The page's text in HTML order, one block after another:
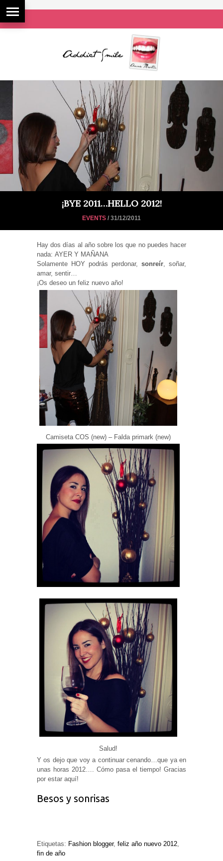
¡BYE 2011…HELLO 2012!
EVENTS / 31/12/2011
Hay dos días al año sobre los que no puedes hacer
nada: AYER Y MAÑANA
Solamente HOY podrás perdonar, sonreír, soñar,
amar, sentir…
¡Os deseo un feliz nuevo año!
Camiseta COS (new) – Falda primark (new)
Salud!
Y os dejo que voy a continuar cenando…que ya en
unas horas 2012…. Cómo pasa el tiempo! Gracias
por estar aquí!
Besos y sonrisas
Etiquetas: Fashion blogger, feliz año nuevo 2012,
fin de año
Necesarias
Estadísticas
opcionales.
necesarias
podamos
mejorar la
funcionalidad
y estructura
de la web, en
base a cómo
Experiencia
mejor posible
rechaza estas
funcionalidades
desaparecerán
Marketing
Al compartir tus
comportamiento